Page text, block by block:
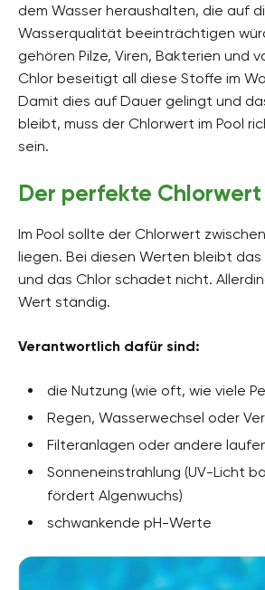
dem Wasser heraushalten, die auf
Wasserqualität beeinträchtigen
gehören Pilze, Viren, Bakterien und
Chlor beseitigt all diese Stoffe im
Damit dies auf Dauer gelingt und
bleibt, muss der Chlorwert im Pool
sein.
Der perfekte Chlorwert
Im Pool sollte der Chlorwert
liegen. Bei diesen Werten bleibt
und das Chlor schadet nicht.
Wert ständig.
Verantwortlich dafür sind:
die Nutzung (wie oft, wie viele
Regen, Wasserwechsel oder
Filteranlagen oder andere
Sonneneinstrahlung (UV-Licht
fördert Algenwuchs)
schwankende pH-Werte